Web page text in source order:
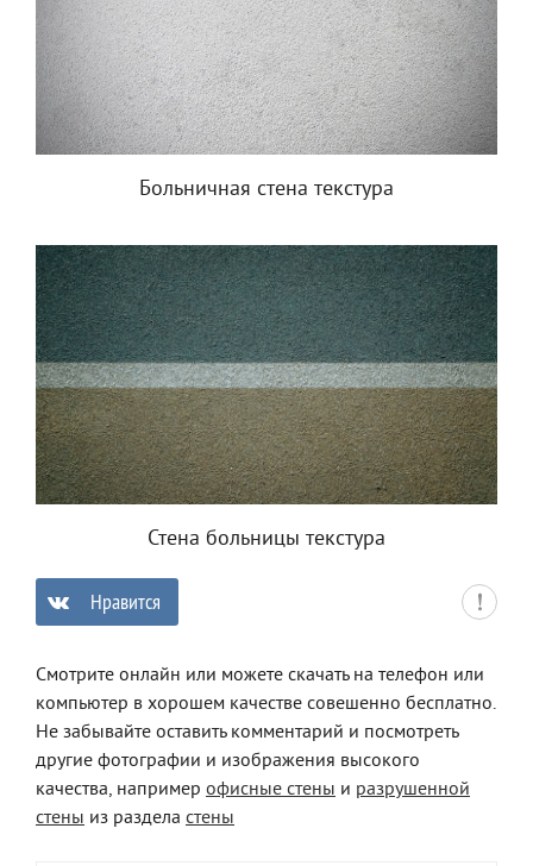
Больничная стена текстура
Стена больницы текстура
Нравится
Смотрите онлайн или можете скачать на телефон или
компьютер в хорошем качестве совешенно бесплатно.
Не забывайте оставить комментарий и посмотреть
другие фотографии и изображения высокого
качества, например офисные стены и разрушенной
стены из раздела стены